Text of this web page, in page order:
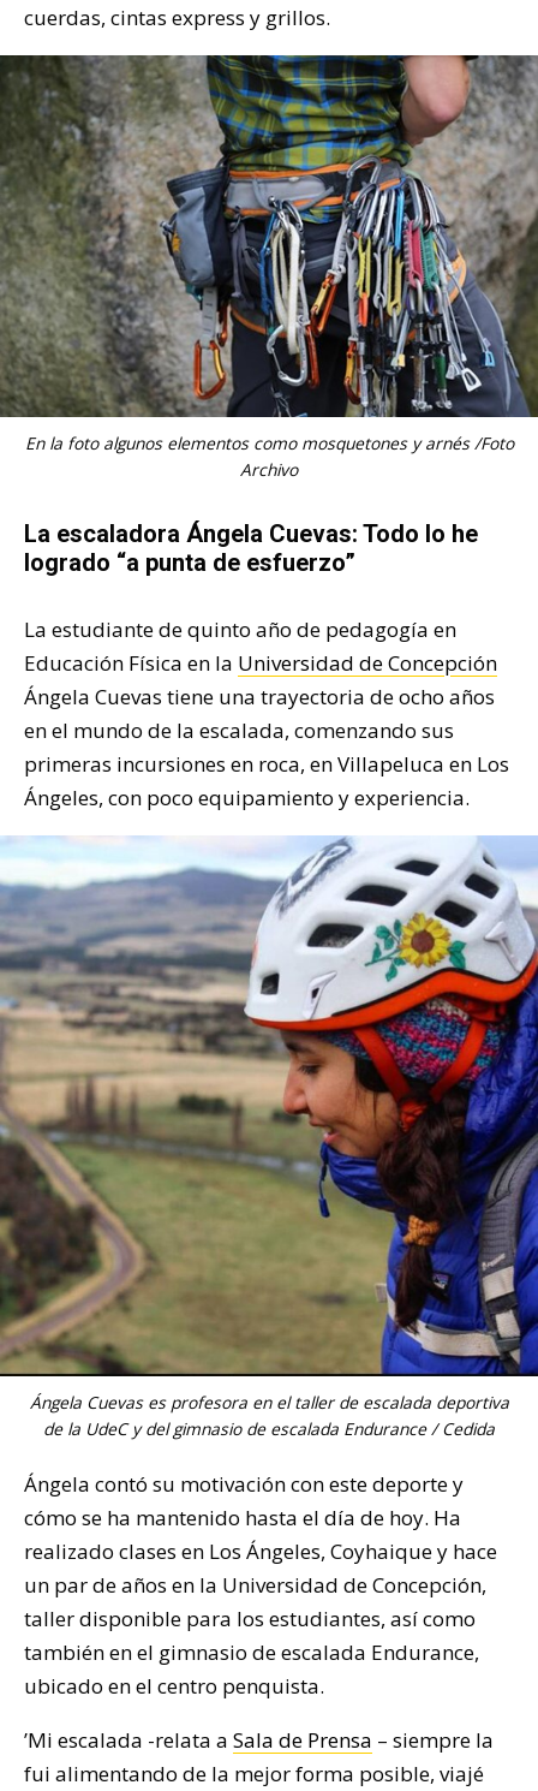
cuerdas, cintas express y grillos.
En la foto algunos elementos como mosquetones y arnés /Foto
Archivo
La escaladora Ángela Cuevas: Todo lo he
logrado “a punta de esfuerzo”
La estudiante de quinto año de pedagogía en
Educación Física en la Universidad de Concepción
Ángela Cuevas tiene una trayectoria de ocho años
en el mundo de la escalada, comenzando sus
primeras incursiones en roca, en Villapeluca en Los
Ángeles, con poco equipamiento y experiencia.
Ángela Cuevas es profesora en el taller de escalada deportiva
de la UdeC y del gimnasio de escalada Endurance / Cedida
Ángela contó su motivación con este deporte y
cómo se ha mantenido hasta el día de hoy. Ha
realizado clases en Los Ángeles, Coyhaique y hace
un par de años en la Universidad de Concepción,
taller disponible para los estudiantes, así como
también en el gimnasio de escalada Endurance,
ubicado en el centro penquista.
’Mi escalada -relata a Sala de Prensa – siempre la
fui alimentando de la mejor forma posible, viajé